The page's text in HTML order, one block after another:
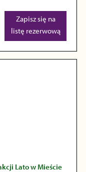
Zapisz się na
listę rezerwową
Lato w Mieście